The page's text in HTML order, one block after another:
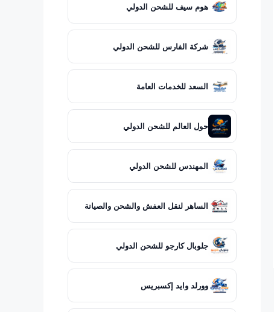
هوم سيف للشحن الدولي
شركة الفارس للشحن الدولي
السعد للخدمات العامة
حول العالم للشحن الدولي
المهندس للشحن الدولي
الساهر لنقل العفش والشحن والصيانة
جلوبال كارجو للشحن الدولي
وورلد وايد إكسبريس